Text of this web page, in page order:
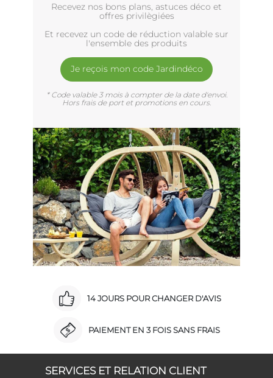
Recevez nos bons plans, astuces déco et
offres privilègiées
Et recevez un code de réduction valable sur
l'ensemble des produits
Je reçois mon code Jardindéco
* Code valable 3 mois à compter de la date d'envoi.
Hors frais de port et promotions en cours.
14 JOURS POUR CHANGER D'AVIS
PAIEMENT EN 3 FOIS SANS FRAIS
SERVICES ET RELATION CLIENT